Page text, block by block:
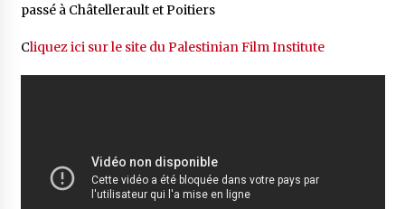
passé à Châtellerault et Poitiers
Cliquez ici sur le site du Palestinian Film Institute